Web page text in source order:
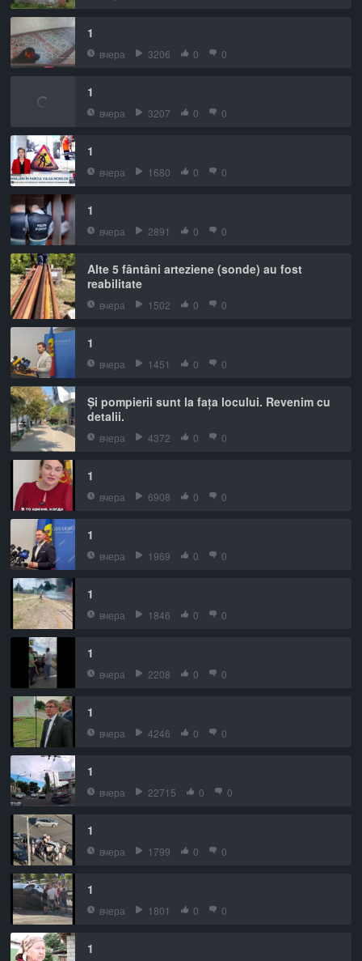
1
вчера 3206 0 0
1
вчера 3207 0 0
1
вчера 1680 0 0
1
вчера 2891 0 0
Alte 5 fântâni arteziene (sonde) au fost
reabilitate
вчера 1502 0 0
1
вчера 1451 0 0
Și pompierii sunt la fața locului. Revenim cu
detalii.
вчера 4372 0 0
1
вчера 6908 0 0
1
вчера 1969 0 0
1
вчера 1846 0 0
1
вчера 2208 0 0
1
вчера 4246 0 0
1
вчера 22715 0 0
1
вчера 1799 0 0
1
вчера 1801 0 0
1